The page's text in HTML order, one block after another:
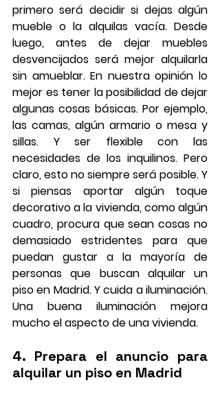
primero será decidir si dejas algún
mueble o la alquilas vacía. Desde
luego, antes de dejar muebles
desvencijados será mejor alquilarla
sin amueblar. En nuestra opinión lo
mejor es tener la posibilidad de dejar
algunas cosas básicas. Por ejemplo,
las camas, algún armario o mesa y
sillas. Y ser flexible con las
necesidades de los inquilinos. Pero
claro, esto no siempre será posible. Y
si piensas aportar algún toque
decorativo a la vivienda, como algún
cuadro, procura que sean cosas no
demasiado estridentes para que
puedan gustar a la mayoría de
personas que buscan alquilar un
Una buena iluminación mejora
mucho el aspecto de una vivienda.
4. Prepara el anuncio para
alquilar un piso en Madrid